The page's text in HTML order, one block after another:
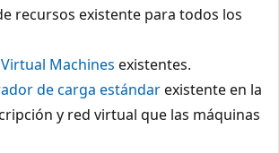
recursos existente para todos los
Virtual Machines existentes.
de carga estándarexistente en la
y red virtual que las máquinas